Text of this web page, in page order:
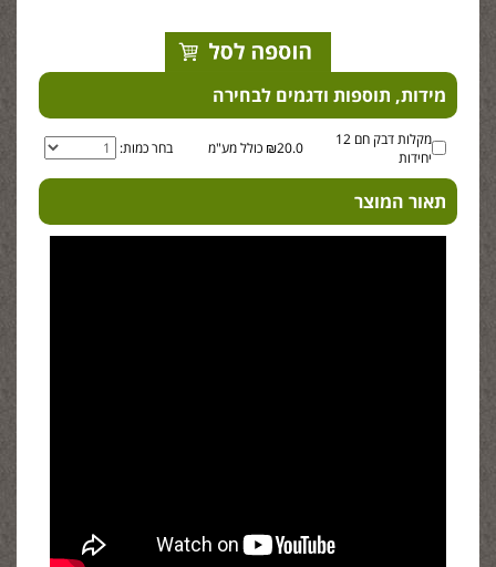
מידות, תוספות ודגמים לבחירה
מקלות דבק חם 12
יחידות
₪20.0 כולל מע"מ בחר כמות:
תאור המוצר